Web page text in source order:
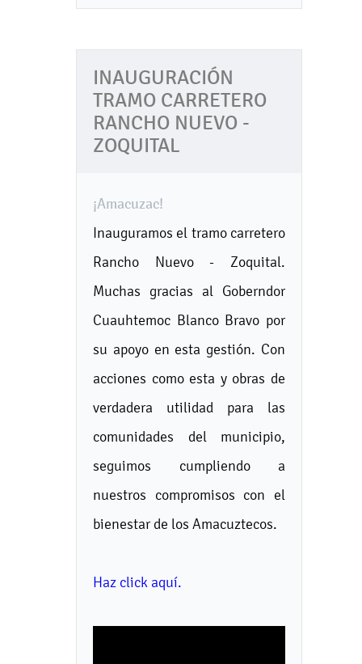
INAUGURACIÓN
TRAMO CARRETERO
RANCHO NUEVO -
ZOQUITAL
¡Amacuzac!
Inauguramos el tramo carretero
Rancho Nuevo - Zoquital.
Muchas gracias al Goberndor
Cuauhtemoc Blanco Bravo por
su apoyo en esta gestión. Con
acciones como esta y obras de
verdadera utilidad para las
comunidades del municipio,
seguimos cumpliendo a
nuestros compromisos con el
bienestar de los Amacuztecos.
Haz click aquí.